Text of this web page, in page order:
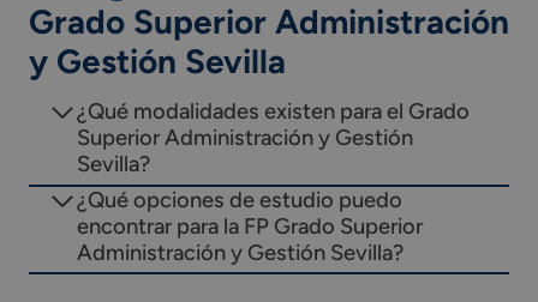
Grado Superior Administración
y Gestión Sevilla
¿Qué modalidades existen para el Grado
Superior Administración y Gestión
Sevilla?
¿Qué opciones de estudio puedo
encontrar para la FP Grado Superior
Administración y Gestión Sevilla?